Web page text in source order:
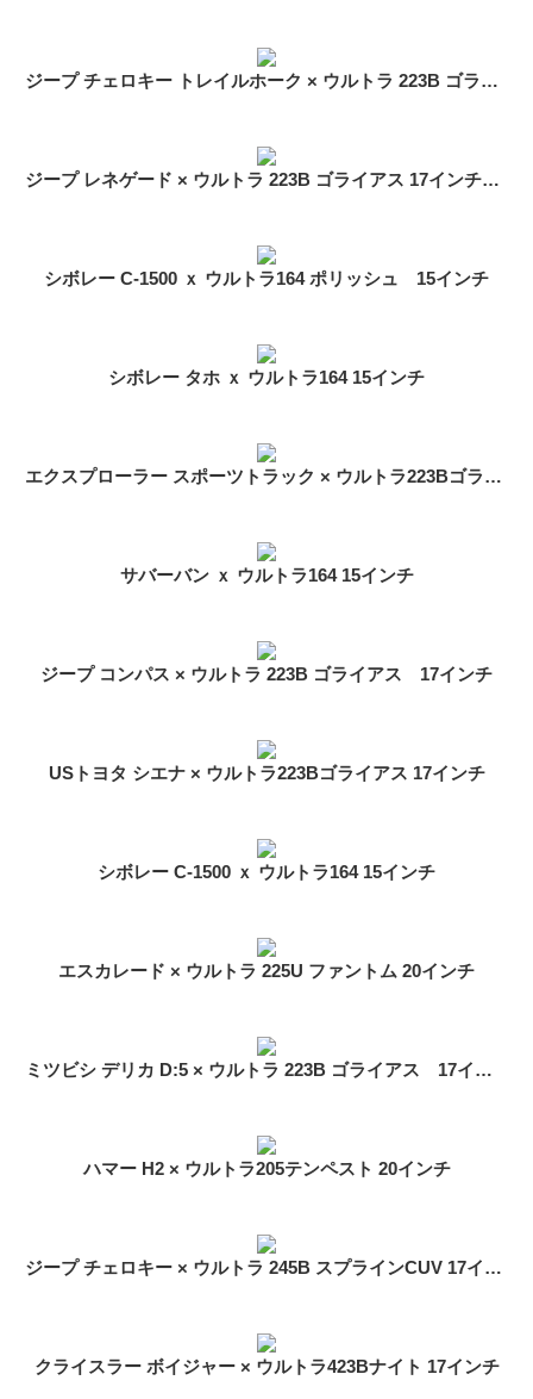
ジープ チェロキー トレイルホーク × ウルトラ 223B ゴライアス 17インチ 装着イメージ
ジープ レネゲード × ウルトラ 223B ゴライアス 17インチ 装着イメージ
シボレー C-1500 ｘ ウルトラ164 ポリッシュ 15インチ
シボレー タホ ｘ ウルトラ164 15インチ
エクスプローラー スポーツトラック × ウルトラ223Bゴライアス 17インチ
サバーバン ｘ ウルトラ164 15インチ
ジープ コンパス × ウルトラ 223B ゴライアス 17インチ
USトヨタ シエナ × ウルトラ223Bゴライアス 17インチ
シボレー C-1500 ｘ ウルトラ164 15インチ
エスカレード × ウルトラ 225U ファントム 20インチ
ミツビシ デリカ D:5 × ウルトラ 223B ゴライアス 17インチ
ハマー H2 × ウルトラ205テンペスト 20インチ
ジープ チェロキー × ウルトラ 245B スプラインCUV 17インチ
クライスラー ボイジャー × ウルトラ423Bナイト 17インチ